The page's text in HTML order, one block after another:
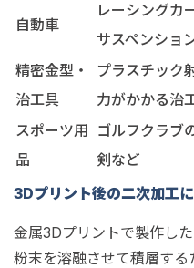
自動車
レーシングカ
サスペンショ
精密金型・
治工具
プラスチック
力がかかる治
スポーツ用
品
ゴルフクラブ
剣など
3Dプリント後の二次加工
金属3Dプリントで製作し
粉末を溶融させて積層す